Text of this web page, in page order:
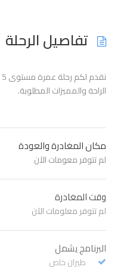
تفاصيل الرحلة
الراحة والمميزات المطلوبة.
مكان المغادرة والعودة
لم تتوفر معومات الآن
وقت المغادرة
لم تتوفر معلومات الآن
البرنامج يشمل
طيران خاص